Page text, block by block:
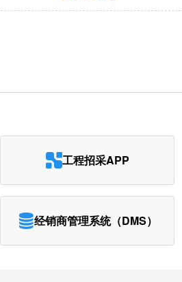
工程招采APP
经销商管理系统（DMS）